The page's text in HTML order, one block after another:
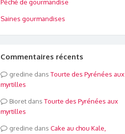
Péché de gourmandise
Saines gourmandises
Commentaires récents
gredine dans Tourte des Pyrénées aux
myrtilles
Bioretdans Tourte des Pyrénées aux
myrtilles
gredine dans Cake au chou Kale,